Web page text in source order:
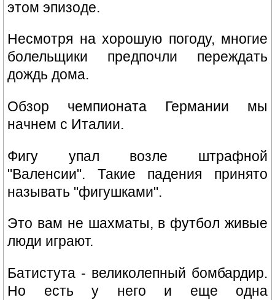
этом эпизоде.
Несмотря на хорошую погоду, многие
болельщики предпочли переждать
дождь дома.
Обзор чемпионата Германии мы
начнем с Италии.
Фигу упал возле штрафной
"Валенсии". Такие падения принято
называть "фигушками".
Это вам не шахматы, в футбол живые
люди играют.
Батистута - великолепный бомбардир.
Но есть у него и еще одна